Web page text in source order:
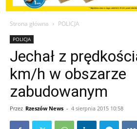
Strona główna POLICJA
POLICJA
Jechał z
km/h w obszarze
zabudowanym
Przez Rzeszów News - 4 sierpnia 2015 10:58